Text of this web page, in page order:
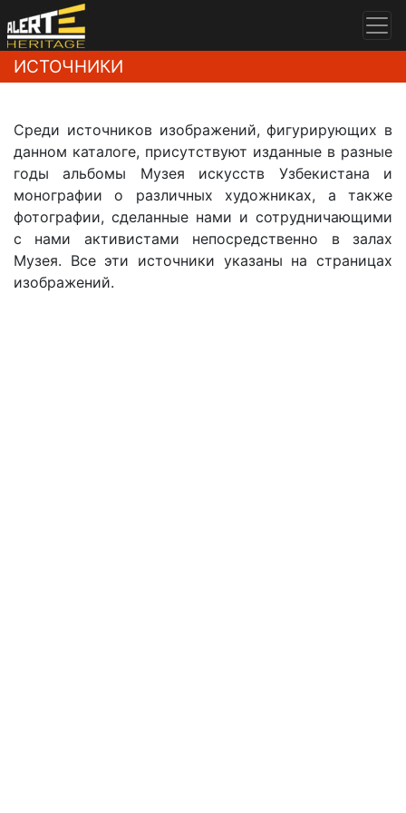
ИСТОЧНИКИ
Среди источников изображений, фигурирующих в
данном каталоге, присутствуют изданные в разные
годы альбомы Музея искусств Узбекистана и
монографии о различных художниках, а также
фотографии, сделанные нами и сотрудничающими
с нами активистами непосредственно в залах
Музея. Все эти источники указаны на страницах
изображений.